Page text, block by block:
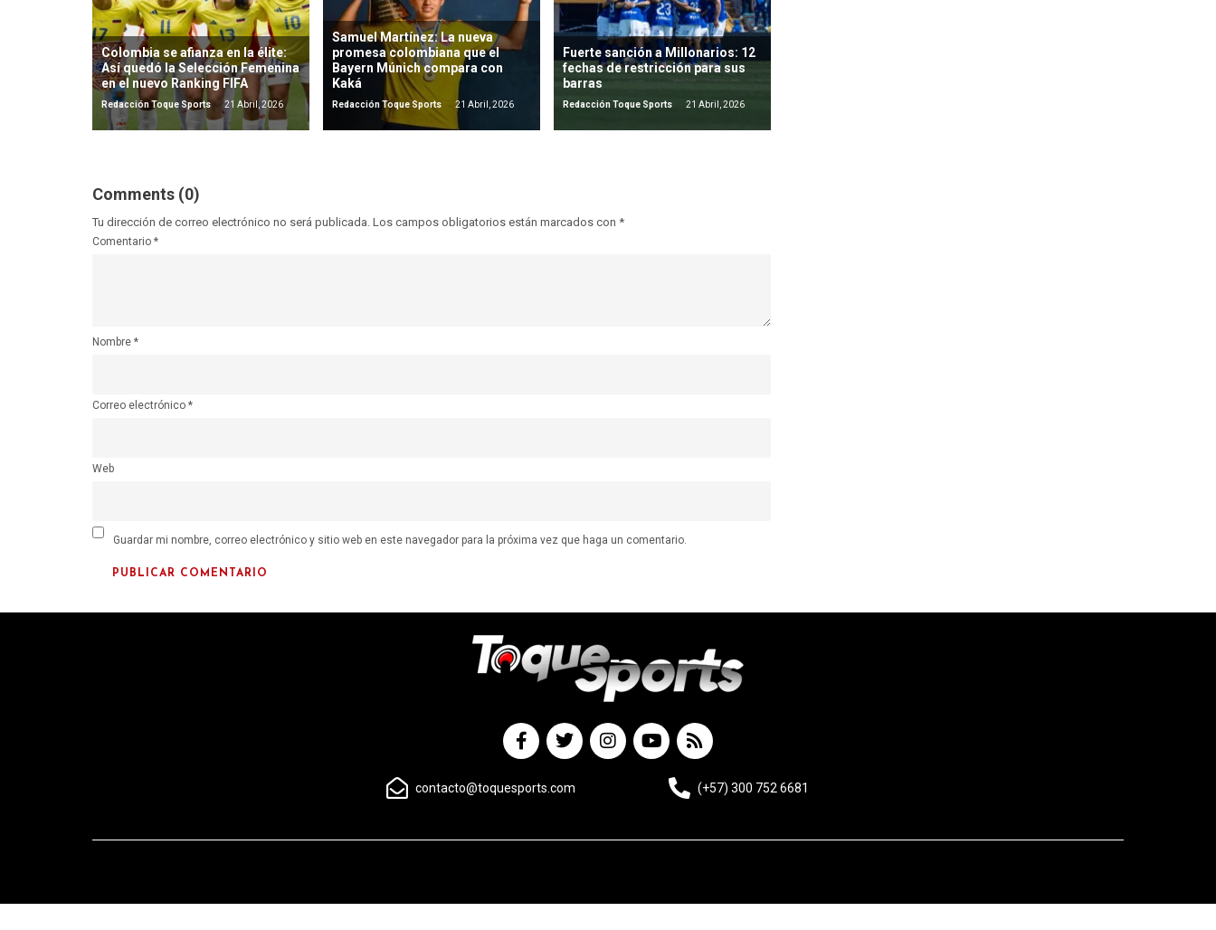
Colombia se afianza en la élite:
Así quedó la Selección Femenina
en el nuevo Ranking FIFA
Redacción Toque Sports 21 Abril, 2026
Samuel Martínez: La nueva
promesa colombiana que el
Bayern Múnich compara con
Kaká
Redacción Toque Sports 21 Abril, 2026
Fuerte sanción a Millonarios: 12
fechas de restricción para sus
barras
Redacción Toque Sports 21 Abril, 2026
Comments (0)
Tu dirección de correo electrónico no será publicada. Los campos obligatorios están marcados con *
Comentario *
Nombre *
Correo electrónico *
Web
Guardar mi nombre, correo electrónico y sitio web en este navegador para la próxima vez que haga un comentario.
contacto@toquesports.com (+57) 300 752 6681